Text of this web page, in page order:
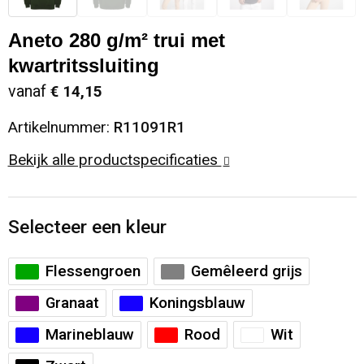
Sleutelhangers en Lanyards
Spellen voor binnen en buiten
Sport
Veiligheid, Auto en Fiets
Vrije tijd en Strand
Opvouwbare tassen
Reistassen
Rugzakken
Schoudertassen
Sporttassen
Blazers
Aneto 280 g/m² trui met
kwartritssluiting
vanaf € 14,15
Artikelnummer: R11091R1
Bekijk alle productspecificaties
Selecteer een kleur
Flessengroen
Gemêleerd grijs
Granaat
Koningsblauw
Marineblauw
Rood
Wit